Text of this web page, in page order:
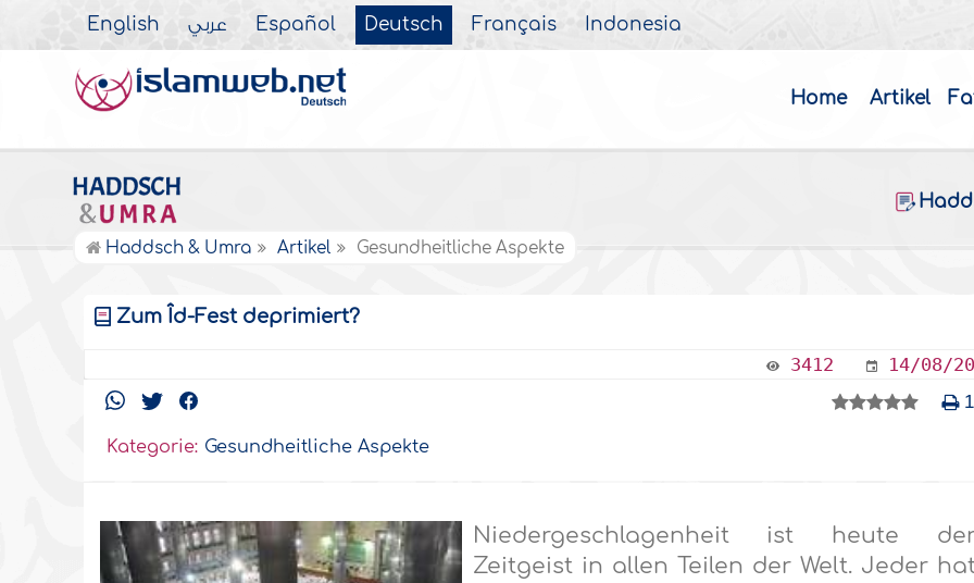
English عربي Español Deutsch Français Indonesia
Home Artikel
Haddsch & Umra Artikel Gesundheitliche Aspekte
Zum Îd-Fest deprimiert?
3412 14/08/
Kategorie: Gesundheitliche Aspekte
Niedergeschlagenheit ist heute
Zeitgeist in allen Teilen der Welt. Jeder